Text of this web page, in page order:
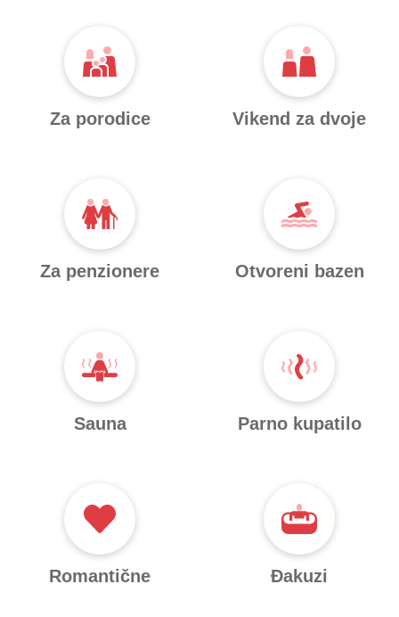
Za porodice Vikend za dvoje
Za penzionere Otvoreni bazen
Sauna Parno kupatilo
Romantične Đakuzi